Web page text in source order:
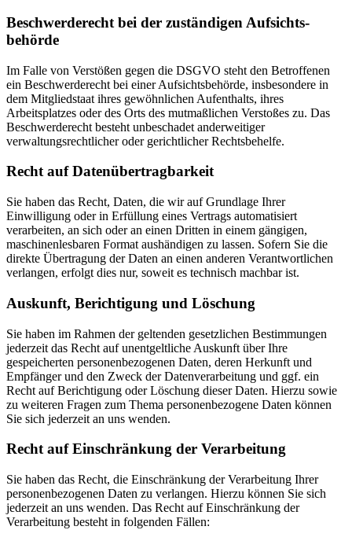
Beschwerde­recht bei der zuständigen Aufsichts­
behörde
Im Falle von Verstößen gegen die DSGVO steht den Betroffenen
ein Beschwerderecht bei einer Aufsichtsbehörde, insbesondere in
dem Mitgliedstaat ihres gewöhnlichen Aufenthalts, ihres
Arbeitsplatzes oder des Orts des mutmaßlichen Verstoßes zu. Das
Beschwerderecht besteht unbeschadet anderweitiger
verwaltungsrechtlicher oder gerichtlicher Rechtsbehelfe.
Recht auf Daten­übertrag­barkeit
Sie haben das Recht, Daten, die wir auf Grundlage Ihrer
Einwilligung oder in Erfüllung eines Vertrags automatisiert
verarbeiten, an sich oder an einen Dritten in einem gängigen,
maschinenlesbaren Format aushändigen zu lassen. Sofern Sie die
direkte Übertragung der Daten an einen anderen Verantwortlichen
verlangen, erfolgt dies nur, soweit es technisch machbar ist.
Auskunft, Berichtigung und Löschung
Sie haben im Rahmen der geltenden gesetzlichen Bestimmungen
jederzeit das Recht auf unentgeltliche Auskunft über Ihre
gespeicherten personenbezogenen Daten, deren Herkunft und
Empfänger und den Zweck der Datenverarbeitung und ggf. ein
Recht auf Berichtigung oder Löschung dieser Daten. Hierzu sowie
zu weiteren Fragen zum Thema personenbezogene Daten können
Sie sich jederzeit an uns wenden.
Recht auf Einschränkung der Verarbeitung
Sie haben das Recht, die Einschränkung der Verarbeitung Ihrer
personenbezogenen Daten zu verlangen. Hierzu können Sie sich
jederzeit an uns wenden. Das Recht auf Einschränkung der
Verarbeitung besteht in folgenden Fällen: